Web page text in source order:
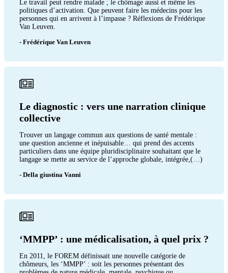
Le travail peut rendre malade ; le chômage aussi et même les
politiques d’activation. Que peuvent faire les médecins pour les
personnes qui en arrivent à l’impasse ? Réflexions de Frédérique
Van Leuven.
- Frédérique Van Leuven
Le diagnostic : vers une narration clinique
collective
Trouver un langage commun aux questions de santé mentale :
une question ancienne et inépuisable… qui prend des accents
particuliers dans une équipe pluridisciplinaire souhaitant que le
langage se mette au service de l’approche globale, intégrée,(…)
- Della giustina Vanni
‘MMPP’ : une médicalisation, à quel prix ?
En 2011, le FOREM définissait une nouvelle catégorie de
chômeurs, les ‘MMPP’ : soit les personnes présentant des